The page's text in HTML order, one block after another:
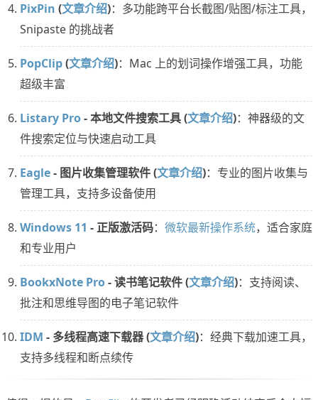
PixPin (文章介绍)：多功能跨平台长截图/贴图/标注工具，
Snipaste 的挑战者
PopClip(文章介绍)：Mac 上的划词操作增强工具，功能
超级丰富
Listary Pro- 本地文件搜索工具 (文章介绍)：神器级的文
件搜索定位与快速启动工具
Eagle- 图片收集管理软件 (文章介绍)：专业的图片收集与
管理工具，支持多设备使用
Windows 11 - 正版激活码： 微软最新操作系统，适合家庭
和专业用户
BookxNote Pro- 读书笔记软件 (文章介绍)：支持阅读、
批注和思维导图的电子笔记软件
IDM - 多线程高速下载器 (文章介绍)：经典下载加速工具，
支持多线程和断点续传